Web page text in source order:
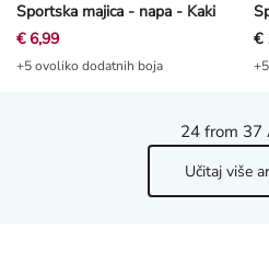
Sportska majica - napa - Kaki
€ 6,99
+5 ovoliko dodatnih boja
€
24 from 37
Učitaj više